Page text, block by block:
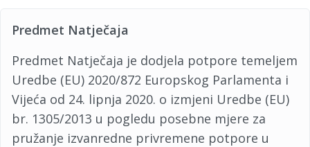
Predmet Natječaja
Predmet Natječaja je dodjela potpore temeljem
Uredbe (EU) 2020/872 Europskog Parlamenta i
Vijeća od 24. lipnja 2020. o izmjeni Uredbe (EU)
br. 1305/2013 u pogledu posebne mjere za
pružanje izvanredne privremene potpore u